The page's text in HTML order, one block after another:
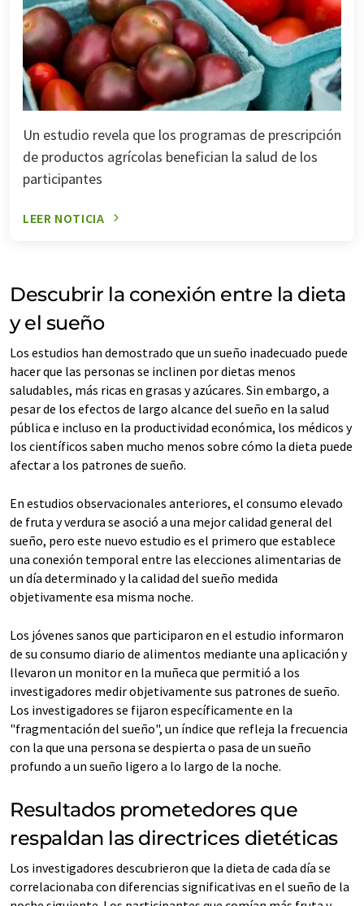
Un estudio revela que los programas de prescripción
de productos agrícolas benefician la salud de los
participantes
LEER NOTICIA
Descubrir la conexión entre la dieta
y el sueño
Los estudios han demostrado que un sueño inadecuado puede
hacer que las personas se inclinen por dietas menos
saludables, más ricas en grasas y azúcares. Sin embargo, a
pesar de los efectos de largo alcance del sueño en la salud
pública e incluso en la productividad económica, los médicos y
los científicos saben mucho menos sobre cómo la dieta puede
afectar a los patrones de sueño.
En estudios observacionales anteriores, el consumo elevado
de fruta y verdura se asoció a una mejor calidad general del
sueño, pero este nuevo estudio es el primero que establece
una conexión temporal entre las elecciones alimentarias de
un día determinado y la calidad del sueño medida
objetivamente esa misma noche.
Los jóvenes sanos que participaron en el estudio informaron
de su consumo diario de alimentos mediante una aplicación y
llevaron un monitor en la muñeca que permitió a los
investigadores medir objetivamente sus patrones de sueño.
Los investigadores se fijaron específicamente en la
"fragmentación del sueño", un índice que refleja la frecuencia
con la que una persona se despierta o pasa de un sueño
profundo a un sueño ligero a lo largo de la noche.
Resultados prometedores que
respaldan las directrices dietéticas
Los investigadores descubrieron que la dieta de cada día se
correlacionaba con diferencias significativas en el sueño de la